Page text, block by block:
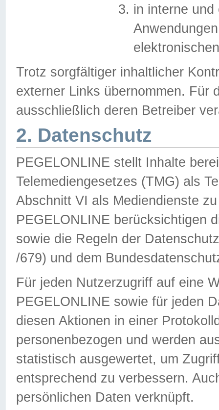
in interne
Trotz sorgfältiger inhaltlicher
externer Links übernommen. Für
ausschließlich deren Betreiber
2. Datenschutz
PEGELONLINE stellt Inhalte
Telemediengesetzes (TMG) als
Abschnitt VI als Mediendienste
PEGELONLINE berücksichtigen
sowie die Regeln der
/679) und dem
Für jeden Nutzerzugriff auf eine
PEGELONLINE sowie für jeden
diesen Aktionen in einer
personenbezogen und werden
statistisch ausgewertet, um
entsprechend zu verbessern.
persönlichen Daten verknüpft.